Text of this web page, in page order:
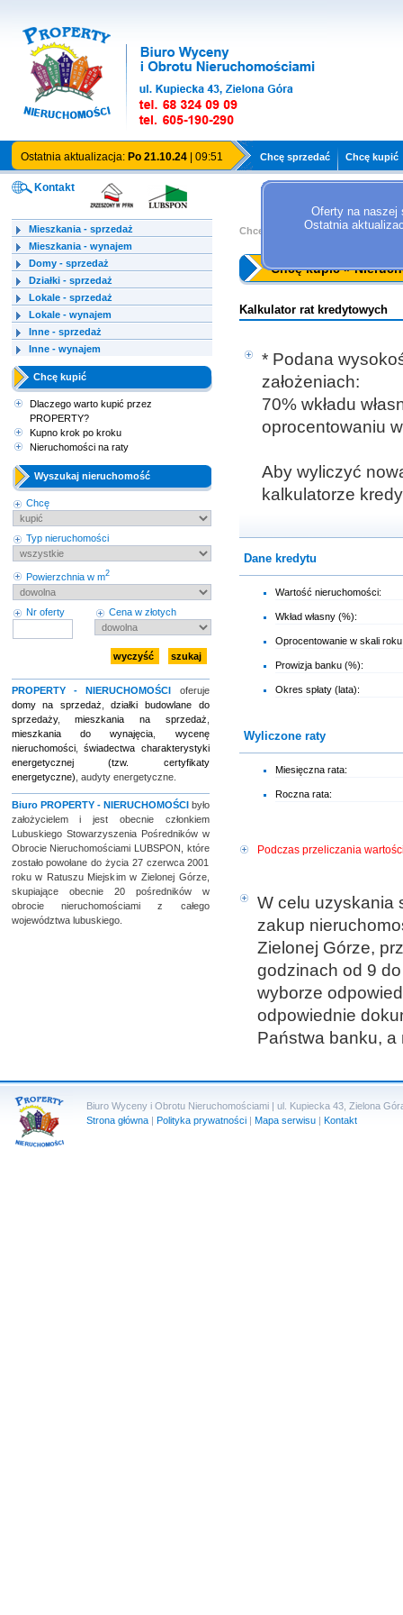
Oferty na naszej
Ostatnia
Kontakt
Mieszkania - sprzedaż
Mieszkania - wynajem
Domy - sprzedaż
Działki - sprzedaż
Lokale - sprzedaż
Lokale - wynajem
Inne - sprzedaż
Inne - wynajem
Chcę kupić
Dlaczego warto kupić przez
PROPERTY?
Kupno krok po kroku
Nieruchomości na raty
Wyszukaj nieruchomość
Chcę
Typ nieruchomości
Powierzchnia w m2
Nr oferty Cena w złotych
PROPERTY - NIERUCHOMOŚCI oferuje
domy na sprzedaż ,działki budowlane do
sprzedaży,mieszkania na sprzedaż
mieszkania do wynajęcia
wycenę
nieruchomości, świadectwa charakterystyki
energetycznej (tzw. certyfikaty
energetyczne) , audyty energetyczne.
Biuro PROPERTY - NIERUCHOMOŚCIbyło
założycielem i jest obecnie członkiem
Lubuskiego Stowarzyszenia Pośredników w
Obrocie Nieruchomościami LUBSPON, które
zostało powołane do życia 27 czerwca 2001
roku w Ratuszu Miejskim w Zielonej Górze,
skupiające obecnie 20 pośredników w
obrocie nieruchomościami z całego
województwa lubuskiego.
Chcę kupić »Nieruchomości na
Chcę kupić »
Kalkulator rat kredytowych
* Podana
założeniach:
70% wkładu
oprocentowaniu
Aby wyliczyć
kalkulatorze
Dane kredytu
Wartość nieruchomości:
Wkład własny (%):
Oprocentowanie w skali
Prowizja banku (%):
Okres spłaty (lata):
Wyliczone raty
Miesięczna rata:
Roczna rata:
Podczas przeliczania
W celu uzyskania
zakup
Zielonej Górze,
godzinach od 9
wyborze
odpowiednie
Państwa banku,
Ostatnia aktualizacja: Po 21.10.24| 09:51 Chcę sprzedać Chcę kupić
Biuro Wyceny i Obrotu Nieruchomościami | ul. Kupiecka 43, Zielona
Strona główna| Polityka prywatności| Mapa serwisu| Kontakt